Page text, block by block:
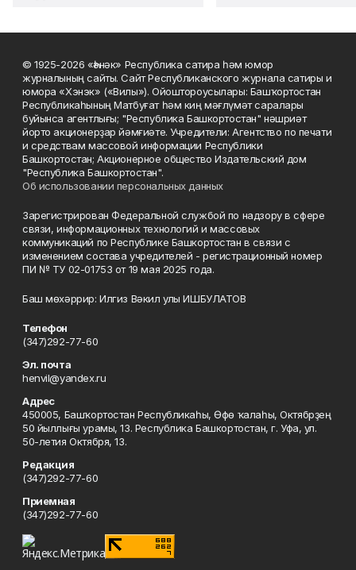
© 1925-2026 «Һәнәк» Республика сатира һәм юмор
журналының сайты. Сайт Республиканского журнала сатиры и
юмора «Хэнэк» («Вилы»). Ойоштороусылары: Башҡортостан
Республикаһының Матбуғат һәм киң мәғлүмәт саралары
буйынса агентлығы; "Республика Башкортостан" нәшриәт
йорто акционерҙар йәмғиәте. Учредители: Агентство по печати
и средствам массовой информации Республики
Башкортостан; Акционерное общество Издательский дом
"Республика Башкортостан".
Об использовании персональных данных
Зарегистрирован Федеральной службой по надзору в сфере
связи, информационных технологий и массовых
коммуникаций по Республике Башкортостан в связи с
изменением состава учредителей - регистрационный номер
ПИ № ТУ 02-01753 от 19 мая 2025 года.
Баш мөхәррир: Илгиз Вәкил улы ИШБУЛАТОВ
Телефон
(347)292-77-60
Эл. почта
henvil@yandex.ru
Адрес
450005, Башҡортостан Республикаһы, Өфө ҡалаһы, Октябрҙең
50 йыллығы урамы, 13. Республика Башкортостан, г. Уфа, ул.
50-летия Октября, 13.
Редакция
(347)292-77-60
Приемная
(347)292-77-60